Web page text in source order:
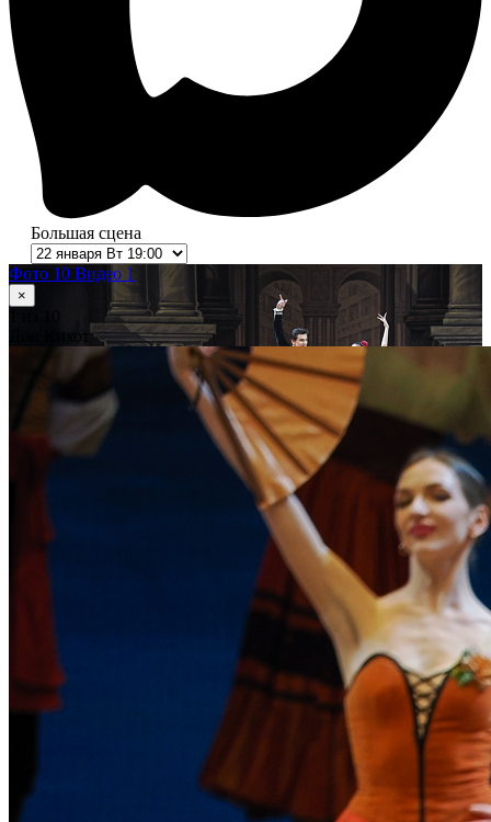
Большая сцена
Фото 10 Видео 1
×
Дон Кихот